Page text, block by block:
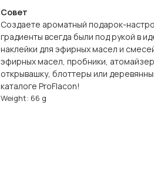
Совет
Создаете ароматный подарок-
градиенты всегда были под рукой в
наклейки для эфирных масел и
эфирных масел, пробники,
открывашку, блоттеры или
каталоге ProFlacon!
Weight: 66 g